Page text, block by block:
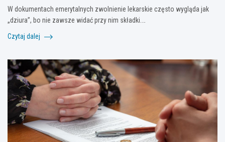
W dokumentach emerytalnych zwolnienie lekarskie często wygląda jak
„dziura”, bo nie zawsze widać przy nim składki.…
Czytaj dalej